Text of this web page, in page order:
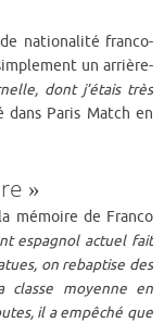
nationalité franco-
un arrière-
dont j’étais très
dans Paris Match en
»
mémoire de Franco
espagnol actuel fait
on rebaptise des
classe moyenne en
il a empêché que